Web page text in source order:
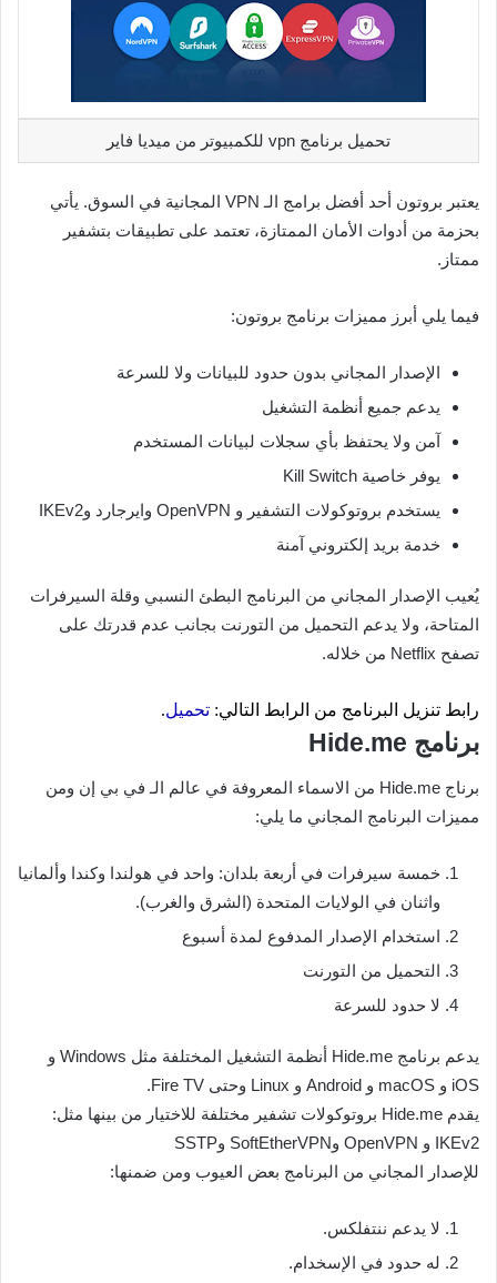
تحميل برنامج vpn للكمبيوتر من ميديا فاير
يعتبر بروتون أحد أفضل برامج الـ VPN المجانية في السوق. يأتي
بحزمة من أدوات الأمان الممتازة، تعتمد على تطبيقات بتشفير
ممتاز.
فيما يلي أبرز مميزات برنامج بروتون:
الإصدار المجاني بدون حدود للبيانات ولا للسرعة
يدعم جميع أنظمة التشغيل
آمن ولا يحتفظ بأي سجلات لبيانات المستخدم
يوفر خاصية Kill Switch
يستخدم بروتوكولات التشفير و OpenVPN وايرجارد وIKEv2
خدمة بريد إلكتروني آمنة
يُعيب الإصدار المجاني من البرنامج البطئ النسبي وقلة السيرفرات
المتاحة، ولا يدعم التحميل من التورنت بجانب عدم قدرتك على
تصفح Netflix من خلاله.
رابط تنزيل البرنامج من الرابط التالي: تحميل.
برنامج Hide.me
برناج Hide.me من الاسماء المعروفة في عالم الـ في بي إن ومن
مميزات البرنامج المجاني ما يلي:
خمسة سيرفرات في أربعة بلدان: واحد في هولندا وكندا وألمانيا
واثنان في الولايات المتحدة (الشرق والغرب).
استخدام الإصدار المدفوع لمدة أسبوع
التحميل من التورنت
لا حدود للسرعة
يدعم برنامج Hide.me أنظمة التشغيل المختلفة مثل Windows و
iOS و macOS و Android و Linux وحتى Fire TV.
يقدم Hide.me بروتوكولات تشفير مختلفة للاختيار من بينها مثل:
IKEv2 و OpenVPN وSoftEtherVPN وSSTP
للإصدار المجاني من البرنامج بعض العيوب ومن ضمنها:
لا يدعم ننتفلكس.
له حدود في الإسخدام.